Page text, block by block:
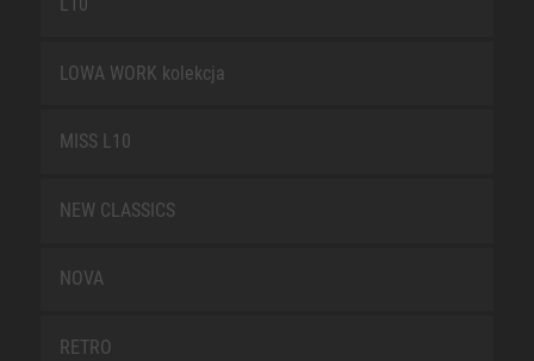
LOWA WORK kolekcja
MISS L10
NEW CLASSICS
NOVA
RETRO